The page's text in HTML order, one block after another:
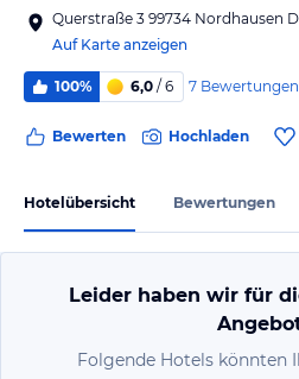
Querstraße 3 99734 Nordhausen
Auf Karte anzeigen
100% 6,0 / 6 7 Bewertungen
Bewerten Hochladen
Hotelübersicht Bewertungen
Leider haben wir für
Folgende Hotels könnten